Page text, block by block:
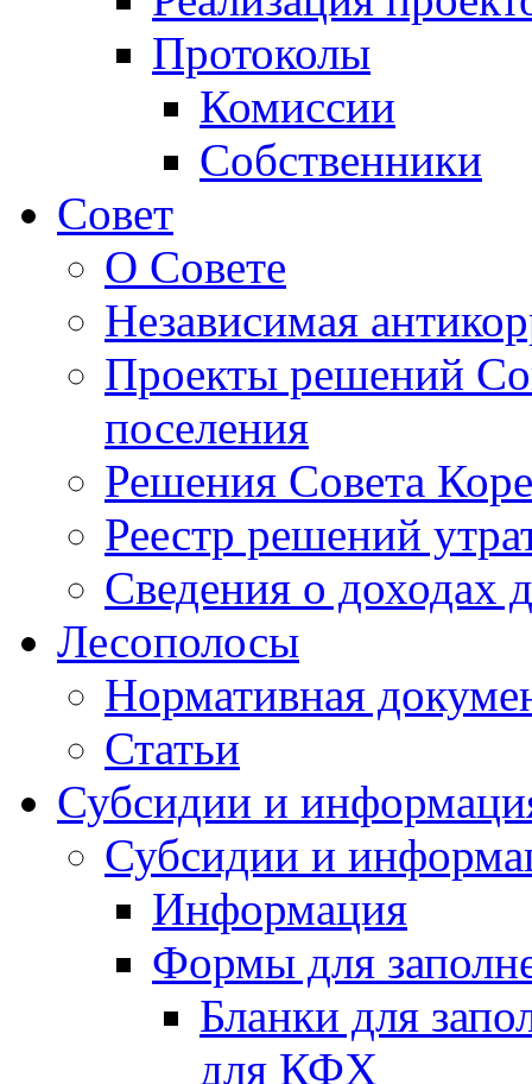
Протоколы
Комиссии
Собственники
Совет
О Совете
Независимая
Проекты решений
поселения
Решения Совета
Реестр решений
Сведения о доходах
Лесополосы
Нормативная
Статьи
Субсидии и
Субсидии и
Информация
Формы для
Бланки для
для КФХ